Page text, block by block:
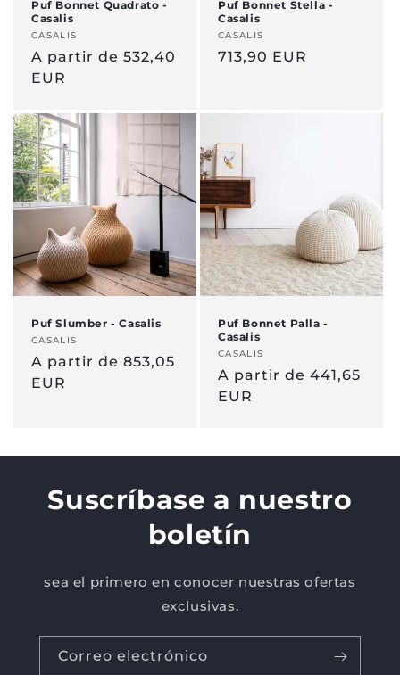
Puf Bonnet Quadrato -
Casalis
Vendedor:
CASALIS
Precio
normal
A partir de 532,40
EUR
Puf Bonnet Stella -
Casalis
Vendedor:
CASALIS
Precio
713,90 EUR
Puf Slumber - Casalis
Vendedor:
CASALIS
Precio
normal
A partir de 853,05
EUR
Puf Bonnet Palla -
Casalis
Vendedor:
CASALIS
Precio
normal
A partir de 441,65
EUR
Suscríbase a nuestro
boletín
sea el primero en conocer nuestras ofertas
exclusivas.
Correo electrónico